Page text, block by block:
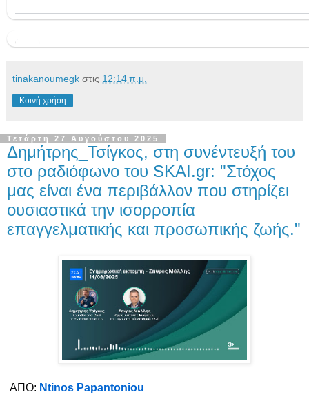
tinakanoumegk στις 12:14 π.μ.
Κοινή χρήση
Τετάρτη 27 Αυγούστου 2025
Δημήτρης_Τσίγκος, στη συνέντευξή του
στο ραδιόφωνο του SKAI.gr: "Στόχος
μας είναι ένα περιβάλλον που στηρίζει
ουσιαστικά την ισορροπία
επαγγελματικής και προσωπικής ζωής."
ΑΠΟ: Ntinos Papantoniou